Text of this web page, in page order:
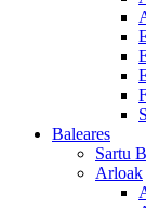
Baleares
Sartu
Arloak